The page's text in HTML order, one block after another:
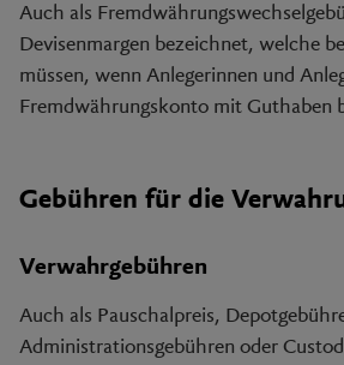
Auch als
Devisenmargen bezeichnet, welche
müssen, wenn Anlegerinnen und
Fremdwährungskonto mit Guthaben
Gebühren für die
Verwahrgebühren
Auch als Pauschalpreis,
Administrationsgebühren oder